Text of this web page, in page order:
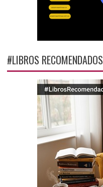
#LIBROS RECOMENDADOS